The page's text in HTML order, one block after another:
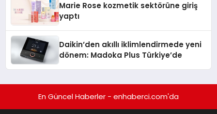
Marie Rose kozmetik sektörüne giriş
yaptı
Daikin’den akıllı iklimlendirmede yeni
dönem: Madoka Plus Türkiye’de
En Güncel Haberler - enhaberci.com'da